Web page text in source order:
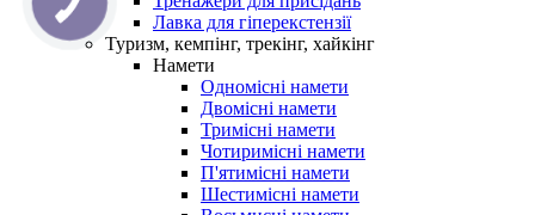
Лавка для гіперекстензії
Туризм, кемпінг, трекінг, хайкінг
Намети
Одномісні намети
Двомісні намети
Тримісні намети
Чотиримісні намети
П'ятимісні намети
Шестимісні намети